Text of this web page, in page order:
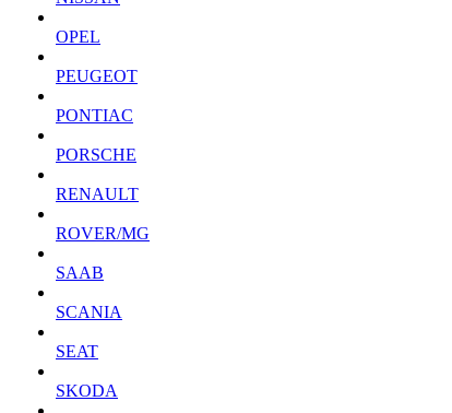
OPEL
PEUGEOT
PONTIAC
PORSCHE
RENAULT
ROVER/MG
SAAB
SCANIA
SEAT
SKODA